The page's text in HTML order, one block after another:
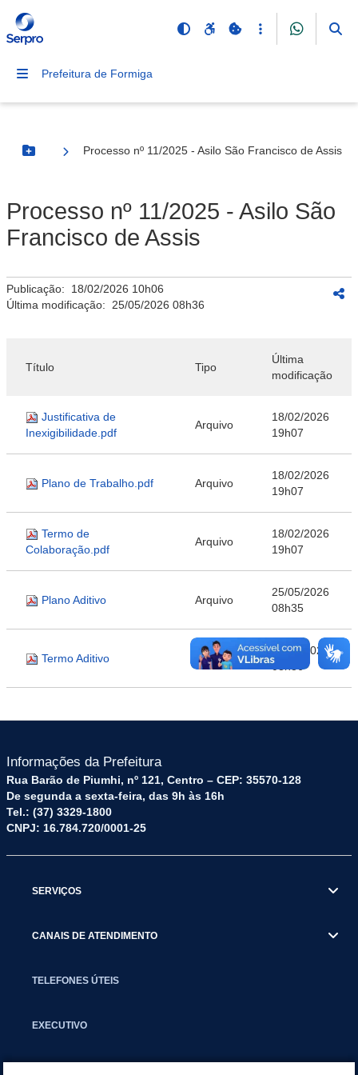
Prefeitura de Formiga
Botão Menu
Processo nº 11/2025 - Asilo São Francisco de Assis
Processo nº 11/2025 - Asilo São
Francisco de Assis
Publicação: 18/02/2026 10h06
Última modificação: 25/05/2026 08h36
Título Tipo
Última
modificação
Justificativa de
Inexigibilidade.pdf
Arquivo
18/02/2026
19h07
Plano de Trabalho.pdf Arquivo
18/02/2026
19h07
Termo de
Colaboração.pdf
Arquivo
18/02/2026
19h07
Plano Aditivo Arquivo
25/05/2026
08h35
Termo Aditivo Arquivo
25/05/2026
08h36
Informações da Prefeitura
Rua Barão de Piumhi, nº 121, Centro – CEP: 35570-128
De segunda a sexta-feira, das 9h às 16h
Tel.: (37) 3329-1800
CNPJ: 16.784.720/0001-25
SERVIÇOS
CANAIS DE ATENDIMENTO
TELEFONES ÚTEIS
EXECUTIVO